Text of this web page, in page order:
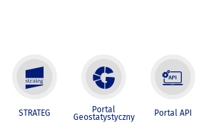
STRATEG Portal
Geostatystyczny Portal API